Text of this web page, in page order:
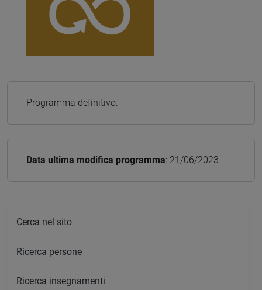
Programma definitivo.
Data ultima modifica programma: 21/06/2023
Cerca nel sito
Ricerca persone
Ricerca insegnamenti